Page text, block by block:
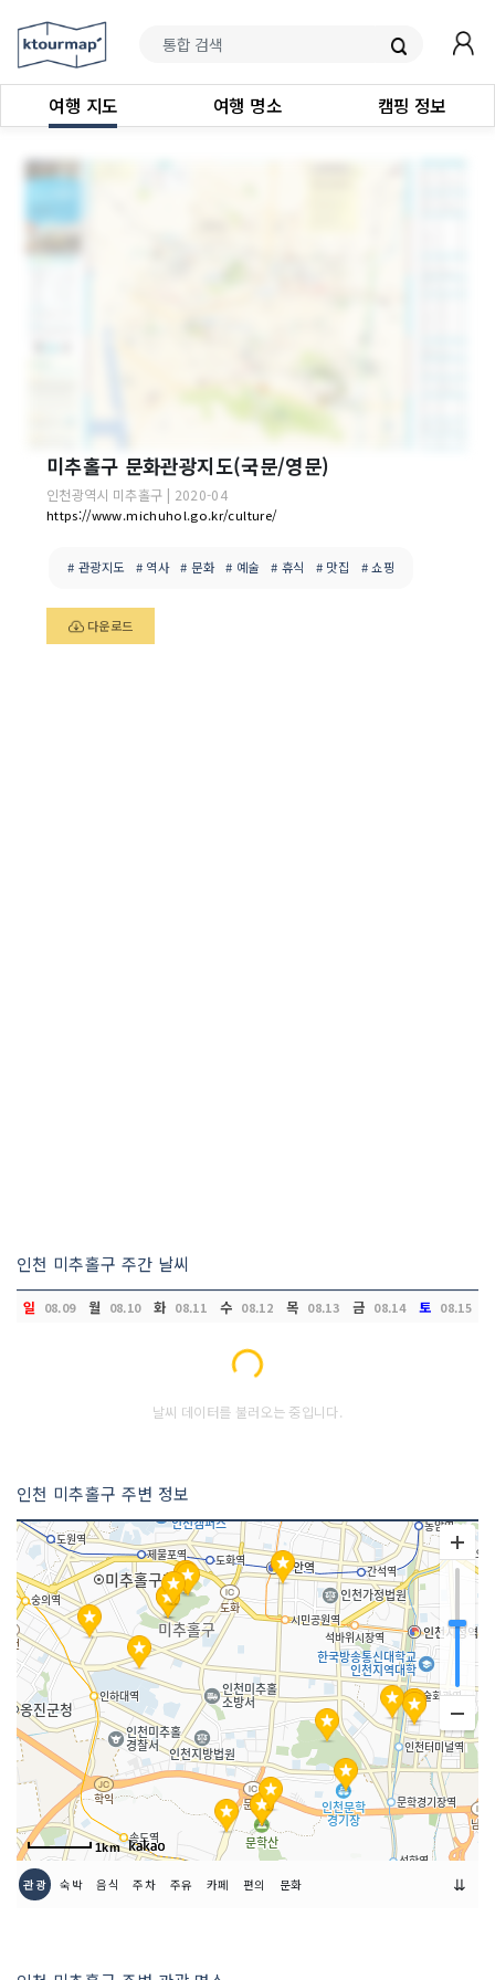
여행 지도 여행 명소 캠핑 정보
미추홀구 문화관광지도(국문/영문)
인천광역시 미추홀구 | 2020-04
https://www.michuhol.go.kr/culture/
# 관광지도 # 역사 # 문화 # 예술 # 휴식 # 맛집 # 쇼핑
다운로드
인천 미추홀구 주간 날씨
일 08.09 월 08.10 화 08.11 수 08.12 목 08.13 금 08.14 토 08.15
Loading...
날씨 데이터를 불러오는 중입니다.
인천 미추홀구 주변 정보
1km
관광 숙박 음식 주차 주유 카페 편의 문화 ⇊